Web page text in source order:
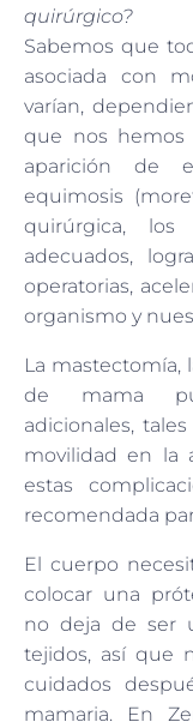
quirúrgico?
Sabemos que
asociada con
varían,
que nos hemos
aparición de
equimosis
quirúrgica, los
adecuados,
operatorias,
organismo y
La mastectomía,
de mama
adicionales,
movilidad en la
estas
recomendada
El cuerpo
colocar una
no deja de ser
tejidos, así que
cuidados
mamaria. En